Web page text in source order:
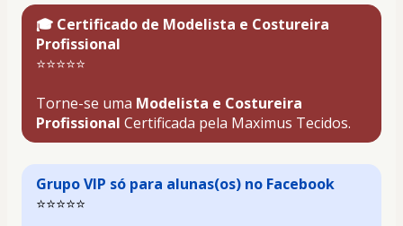
🎓 Certificado de Modelista e Costureira
Profissional
⭐⭐⭐⭐⭐
Torne-se uma Modelista e Costureira
Profissional Certificada pela Maximus Tecidos.
Grupo VIP só para alunas(os) no Facebook
⭐⭐⭐⭐⭐